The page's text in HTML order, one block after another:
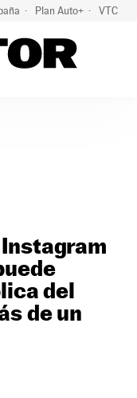
Plan Auto+ VTC
del
de un